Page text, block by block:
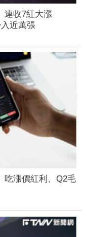
連收7紅大漲
近萬張
吃漲價紅利、Q2毛